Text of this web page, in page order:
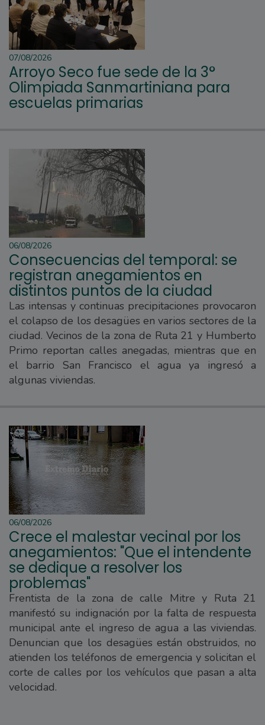
07/08/2026
Arroyo Seco fue sede de la 3°
Olimpiada Sanmartiniana para
escuelas primarias
06/08/2026
Consecuencias del temporal: se
registran anegamientos en
distintos puntos de la ciudad
Las intensas y continuas precipitaciones provocaron
el colapso de los desagües en varios sectores de la
ciudad. Vecinos de la zona de Ruta 21 y Humberto
Primo reportan calles anegadas, mientras que en
el barrio San Francisco el agua ya ingresó a
algunas viviendas.
06/08/2026
Crece el malestar vecinal por los
anegamientos: "Que el intendente
se dedique a resolver los
problemas"
Frentista de la zona de calle Mitre y Ruta 21
manifestó su indignación por la falta de respuesta
municipal ante el ingreso de agua a las viviendas.
Denuncian que los desagües están obstruidos, no
atienden los teléfonos de emergencia y solicitan el
corte de calles por los vehículos que pasan a alta
velocidad.